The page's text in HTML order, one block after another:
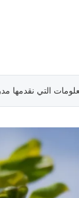
التي نقدمها